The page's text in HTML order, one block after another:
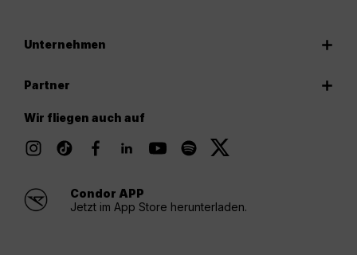
Unternehmen
Partner
Wir fliegen auch auf
Condor APP
Jetzt im App Store herunterladen.